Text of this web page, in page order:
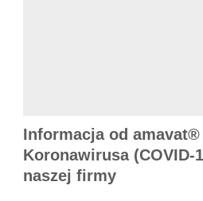
Informacja od amavat®
Koronawirusa
naszej firmy